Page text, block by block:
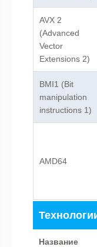
AVX 2
(Advanced
Vector
Extensions 2)
BMI1 (Bit
manipulation
instructions 1)
AMD64
Название